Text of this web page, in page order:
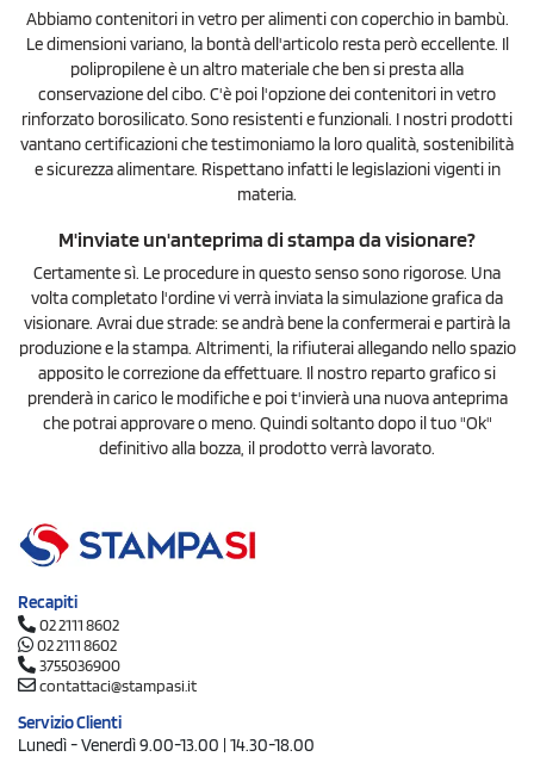
Abbiamo contenitori in vetro per alimenti con coperchio in bambù.
Le dimensioni variano, la bontà dell'articolo resta però eccellente. Il
polipropilene è un altro materiale che ben si presta alla
conservazione del cibo. C'è poi l'opzione dei contenitori in vetro
rinforzato borosilicato.Sono resistenti e funzionali. I nostri prodotti
vantano certificazioni che testimoniamo la loro qualità, sostenibilità
e sicurezza alimentare. Rispettano infatti le legislazioni vigenti in
materia.
M'inviate un'anteprima di stampa da visionare?
Certamente sì. Le procedure in questo senso sono rigorose. Una
volta completato l'ordine vi verrà inviata la simulazione grafica da
visionare. Avrai due strade: se andrà bene la confermerai e partirà la
produzione e la stampa. Altrimenti, la rifiuterai allegando nello spazio
apposito le correzione da effettuare. Il nostro reparto grafico si
prenderà in carico le modifiche e poi t'invierà una nuova anteprima
che potrai approvare o meno. Quindi soltanto dopo il tuo "Ok"
definitivo alla bozza, il prodotto verrà lavorato.
Recapiti
02 2111 8602
02 2111 8602
3755036900
contattaci@stampasi.it
Servizio Clienti
Lunedì - Venerdì 9.00-13.00 | 14.30-18.00